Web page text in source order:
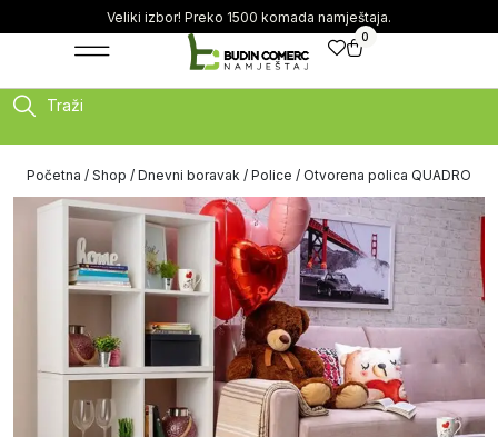
Veliki izbor! Preko 1500 komada namještaja.
0
Traži
Početna / Shop / Dnevni boravak / Police / Otvorena polica QUADRO